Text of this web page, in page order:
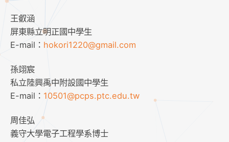
王叡涵
屏東縣立明正國中學生
E-mail： hokori1220@gmail.com
孫翊宸
私立陸興禹中附設國中學生
E-mail： 10501@pcps.ptc.edu.tw
周佳弘
義守大學電子工程學系博士